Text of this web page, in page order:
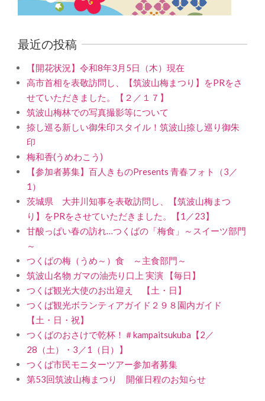
最近の投稿
【開花状況】令和8年3月5日（木）現在
高市首相を表敬訪問し、【筑波山梅まつり】をPRをさ
せていただきました。【２／１７】
筑波山梅林での写真撮影等について
捺し巡る新しい御朱印スタイル！筑波山捺し巡り御朱
印
梅和香(うめわこう)
【参加者募集】百人きものPresents 青春フォト（3／
1）
茨城県 大井川知事を表敬訪問し、【筑波山梅まつ
り】をPRをさせていただきました。【1／23】
甘酸っぱい春の訪れ…つくばの「梅食」～スイーツ部門
～
つくばの梅（うめ～）食 ～主食部門～
筑波山名物 ガマの油売り口上 実演 【毎日】
つくば観光大使のお出迎え 【土・日】
つくば観光ボランティアガイド２９８園内ガイド
【土・日・祝】
つくばのおさけで乾杯！＃kampaitsukuba【2／
28（土）・3／1（日）】
つくば市民モニターツアー参加者募集
第53回筑波山梅まつり 開催日程のお知らせ